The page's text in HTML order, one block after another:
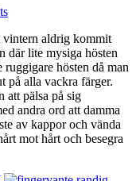
vintern aldrig kommit
där lite mysiga hösten
hösten då man
på alla vackra färger.
att pälsa på sig
andra ord att damma
av kappor och vända
mot hårt och besegra